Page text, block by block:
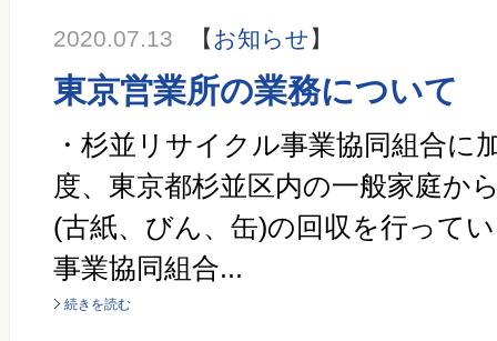
2020.07.13 【お知らせ 】
東京営業所の業務について
・杉並リサイクル事業協同組合に
度、東京都杉並区内の一般家庭か
(古紙、びん、缶)の回収を行って
事業協同組合...
続きを読む